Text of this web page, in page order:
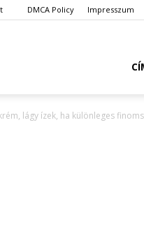
DMCA Policy Impresszum
lágy ízek, ha különleges